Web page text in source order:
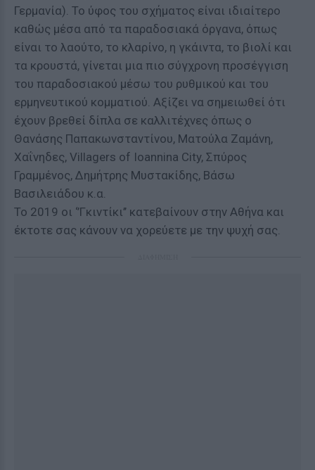
Γερμανία). Το ύφος του σχήματος είναι ιδιαίτερο
καθώς μέσα από τα παραδοσιακά όργανα, όπως
είναι το λαούτο, το κλαρίνο, η γκάιντα, το βιολί και
τα κρουστά, γίνεται μια πιο σύγχρονη προσέγγιση
του παραδοσιακού μέσω του ρυθμικού και του
ερμηνευτικού κομματιού. Αξίζει να σημειωθεί ότι
έχουν βρεθεί δίπλα σε καλλιτέχνες όπως ο
Θανάσης Παπακωνσταντίνου, Ματούλα Ζαμάνη,
Χαΐνηδες, Villagers of Ioannina City, Σπύρος
Γραμμένος, Δημήτρης Μυστακίδης, Βάσω
Βασιλειάδου κ.α.
Το 2019 οι ‘’Γκιντίκι’’ κατεβαίνουν στην Αθήνα και
έκτοτε σας κάνουν να χορεύετε με την ψυχή σας.